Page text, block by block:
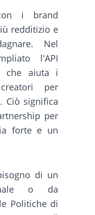
i brand
redditizio e
Nel
l'API
che aiuta i
per
Ciò significa
per
forte e un
di un
o da
Politiche di